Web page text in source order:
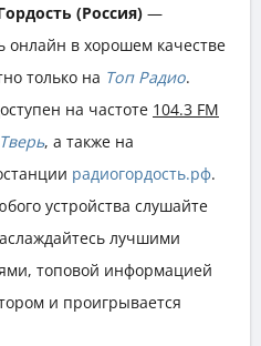
(Россия) —
онлайн в хорошем качестве
только на Топ Радио.
на частоте 104.3 FM
Тверь, а также на
радиогордость.рф.
устройства слушайте
лучшими
топовой информацией
и проигрывается